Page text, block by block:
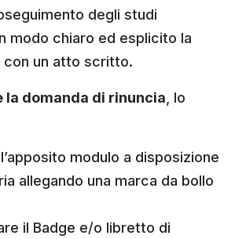
degli studi
modo chiaro ed esplicito la
con un atto scritto.
la domanda di rinuncia , lo
modulo a disposizione
allegando una marca da bollo
il Badge e/o libretto di